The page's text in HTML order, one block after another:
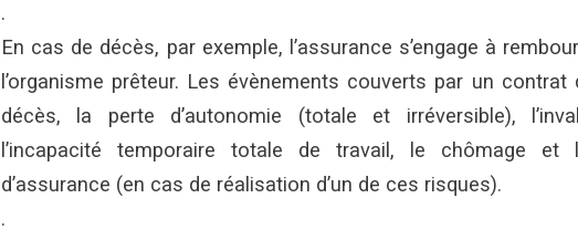
.
En cas de décès, par exemple, l’assurance s’engage à
l’organisme prêteur. Les évènements couverts par un contrat
décès, la perte d’autonomie (totale et irréversible),
l’incapacité temporaire totale de travail, le chômage et
d’assurance (en cas de réalisation d’un de ces risques).
.